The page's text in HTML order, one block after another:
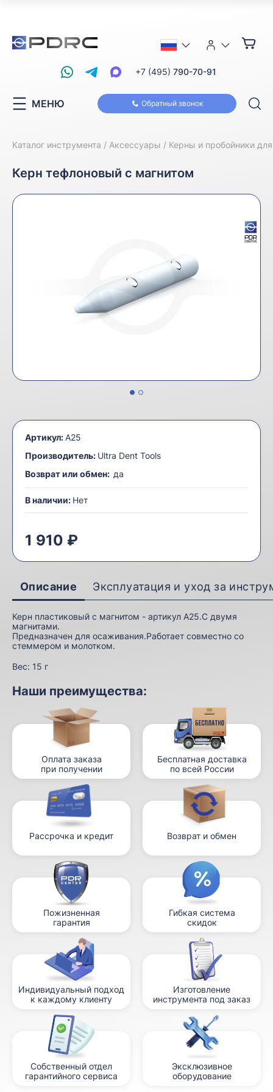
Обратный звонок
+7 (495) 790-70-91
МЕНЮ
Каталог инструмента Аксессуары Керны и пробойники
Керн тефлоновый с магнитом
Артикул: A25
Производитель: Ultra Dent Tools
Возврат или обмен: да
В наличии: Нет
1 910 ₽
Описание Эксплуатация и уход за
Керн пластиковый с магнитом - артикул A25.С двумя
магнитами.
Предназначен для осаживания.Работает совместно со
стеммером и молотком.
Вес: 15 г
Наши преимущества:
Оплата заказа
при получении
Бесплатная доставка
по всей России
Рассрочка и кредит Возврат и обмен
Пожизненная
гарантия
Гибкая система
скидок
Индивидуальный подход
к каждому клиенту
Изготовление
инструмента под заказ
Собственный отдел
гарантийного сервиса
Эксклюзивное
оборудование